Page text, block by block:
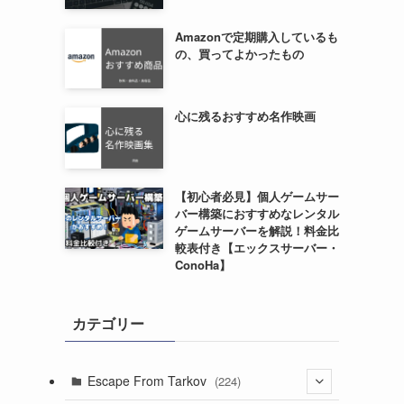
Amazonで定期購入しているも
の、買ってよかったもの
心に残るおすすめ名作映画
【初心者必見】個人ゲームサー
バー構築におすすめなレンタル
ゲームサーバーを解説！料金比
較表付き【エックスサーバー・
ConoHa】
カテゴリー
Escape From Tarkov (224)